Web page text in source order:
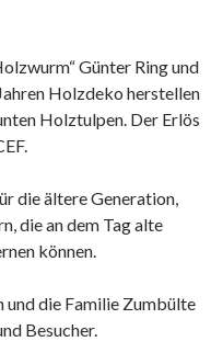
Günter Ring und
Holzdeko herstellen
Holztulpen. Der Erlös
die ältere Generation,
die an dem Tag alte
können.
die Familie Zumbülte
Besucher.